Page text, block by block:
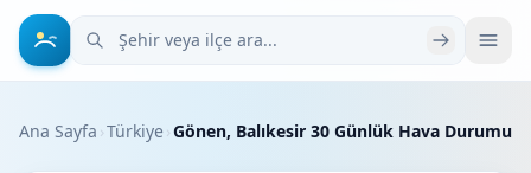
Şehir veya ilçe ara
Ana Sayfa ›Türkiye›Gönen, Balıkesir 30 Günlük Hava Durumu